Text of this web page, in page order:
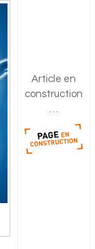
Article en
construction
…